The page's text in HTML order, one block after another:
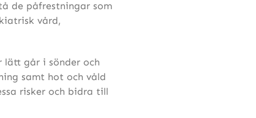
de påfrestningar som
vård,
lätt går i sönder och
samt hot och våld
risker och bidra till